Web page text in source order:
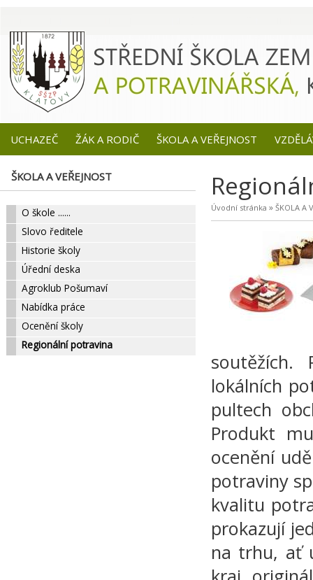
UCHAZEČ ŽÁK A RODIČ ŠKOLA A VEŘEJNOST
ŠKOLA A VEŘEJNOST
O škole ......
Slovo ředitele
Historie školy
Úřední deska
Agroklub Pošumaví
Nabídka práce
Ocenění školy
Regionální potravina
Úvodní stránka » ŠKOLA A
lokálních
pultech
Produkt
ocenění
potraviny
kvalitu
prokazují
na trhu, ať